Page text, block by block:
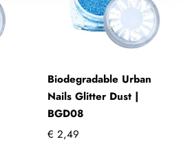
Biodegradable Urban
Nails Glitter Dust |
BGD08
€ 2,49